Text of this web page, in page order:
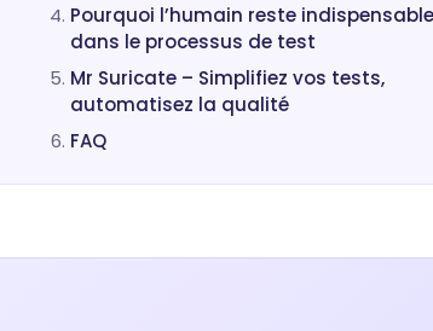
Pourquoi l’humain reste
dans le processus de test
Mr Suricate – Simplifiez vos tests,
automatisez la qualité
FAQ